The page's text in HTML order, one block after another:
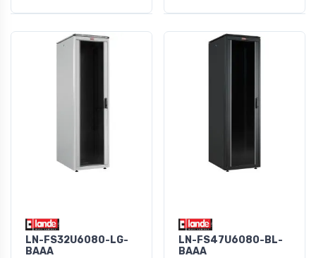
LN-FS32U6080-LG-
BAAA
LN-FS47U6080-BL-
BAAA